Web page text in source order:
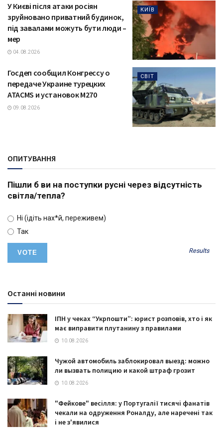
КИЇВ
У Києві після атаки росіян
зруйновано приватний будинок,
під завалами можуть бути люди –
мер
04.08.2026
СВІТ
Госдеп сообщил Конгрессу о
передаче Украине турецких
ATACMS и установок M270
09.08.2026
ОПИТУВАННЯ
Пішли б ви на поступки русні через відсутність
світла/тепла?
Ні (ідіть нах*й, переживем)
Так
Results
Останні новини
ІПН у чеках “Укрпошти”: юрист розповів, хто і як
має виправити плутанину з правилами
10.08.2026
Чужой автомобиль заблокировал выезд: можно
ли вызвать полицию и какой штраф грозит
10.08.2026
"Фейкове" весілля: у Португалії тисячі фанатів
чекали на одруження Роналду, але наречені так
і не з'явилися